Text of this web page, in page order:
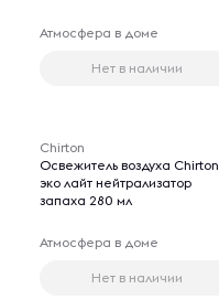
Атмосфера в доме
Нет в наличии
Chirton
Освежитель воздуха Chirton
эко лайт нейтрализатор
запаха 280 мл
Атмосфера в доме
Нет в наличии